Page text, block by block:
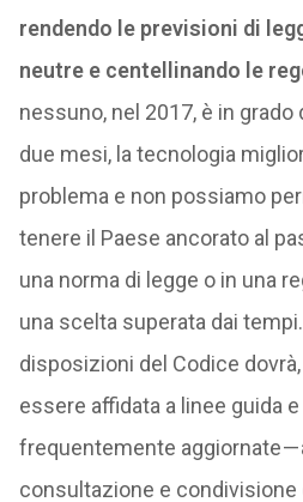
rendendo le previsioni di
neutre e centellinando le
nessuno, nel 2017, è in grado
due mesi, la tecnologia
problema e non possiamo
tenere il Paese ancorato al
una norma di legge o in una
una scelta superata dai
disposizioni del Codice
essere affidata a linee guida
frequentemente aggiornate
consultazione e condivisione